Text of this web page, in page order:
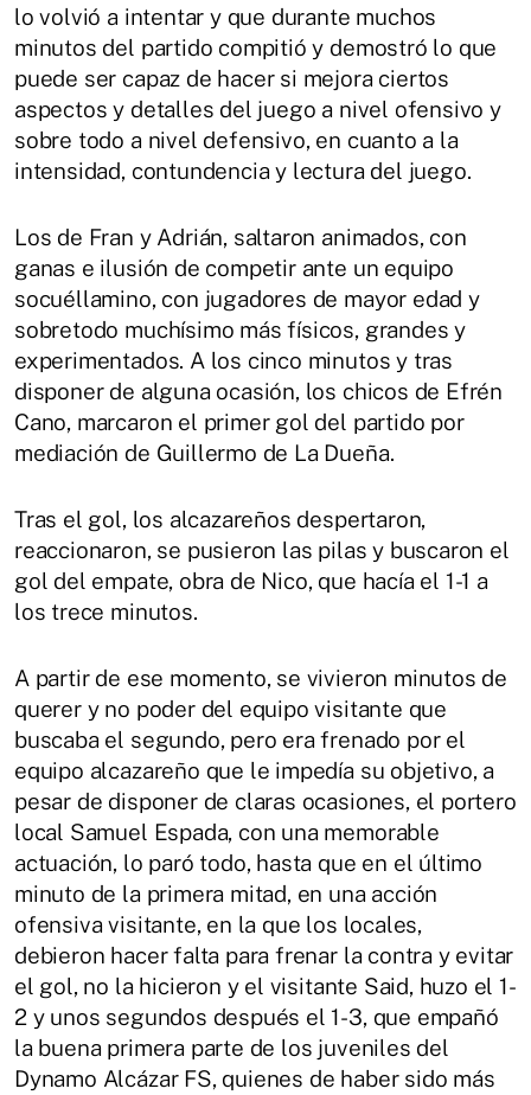
lo volvió a intentar y que durante muchos
minutos del partido compitió y demostró lo que
puede ser capaz de hacer si mejora ciertos
aspectos y detalles del juego a nivel ofensivo y
sobre todo a nivel defensivo, en cuanto a la
intensidad, contundencia y lectura del juego.
Los de Fran y Adrián, saltaron animados, con
ganas e ilusión de competir ante un equipo
socuéllamino, con jugadores de mayor edad y
sobretodo muchísimo más físicos, grandes y
experimentados. A los cinco minutos y tras
disponer de alguna ocasión, los chicos de Efrén
Cano, marcaron el primer gol del partido por
mediación de Guillermo de La Dueña.
Tras el gol, los alcazareños despertaron,
reaccionaron, se pusieron las pilas y buscaron el
gol del empate, obra de Nico, que hacía el 1-1 a
los trece minutos.
A partir de ese momento, se vivieron minutos de
querer y no poder del equipo visitante que
buscaba el segundo, pero era frenado por el
equipo alcazareño que le impedía su objetivo, a
pesar de disponer de claras ocasiones, el portero
local Samuel Espada, con una memorable
actuación, lo paró todo, hasta que en el último
minuto de la primera mitad, en una acción
ofensiva visitante, en la que los locales,
debieron hacer falta para frenar la contra y evitar
el gol, no la hicieron y el visitante Said, huzo el 1-
2 y unos segundos después el 1-3, que empañó
la buena primera parte de los juveniles del
Dynamo Alcázar FS, quienes de haber sido más